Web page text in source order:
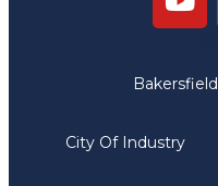
Bakersfield
City Of Industry